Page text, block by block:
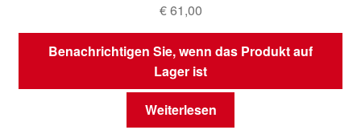
€61,00
Benachrichtigen Sie, wenn das Produkt auf
Lager ist
Weiterlesen